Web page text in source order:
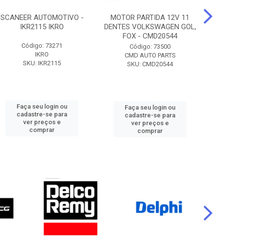
SCANEER AUTOMOTIVO -
IKR2115 IKRO
Código: 73271
IKRO
SKU: IKR2115
Faça seu login ou
cadastre-se para
ver preços e
comprar
MOTOR PARTIDA 12V 11
DENTES VOLKSWAGEN GOL,
FOX - CMD20544
Código: 73500
CMD AUTO PARTS
SKU: CMD20544
Faça seu login ou
cadastre-se para
ver preços e
comprar